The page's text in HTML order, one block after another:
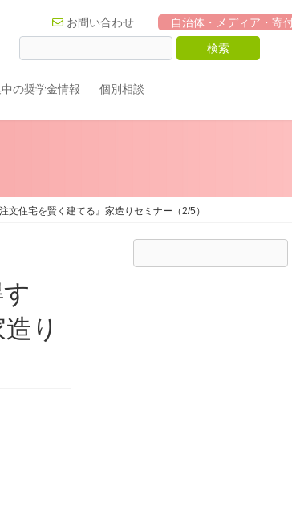
お問い合わせ 自治体・メディア・寄
の奨学金情報 個別相談
住宅を賢く建てる』家造りセミナー（2/5）
り